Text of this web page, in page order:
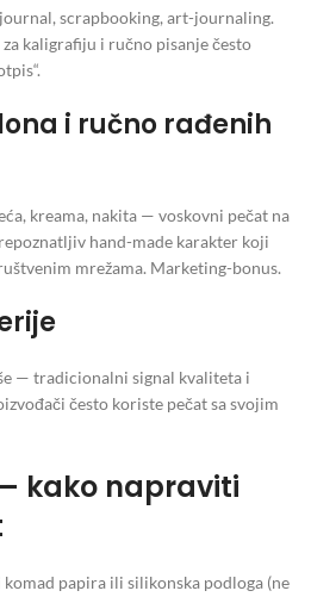
scrapbooking, art-journaling.
kaligrafiju i ručno pisanje često
i ručno rađenih
kreama, nakita — voskovni pečat na
hand-made karakter koji
mrežama. Marketing-bonus.
— tradicionalni signal kvaliteta i
često koriste pečat sa svojim
kako napraviti
komad papira ili silikonska podloga (ne